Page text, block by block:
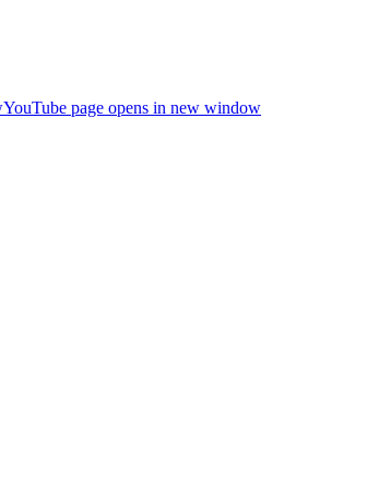
YouTube page opens in new window